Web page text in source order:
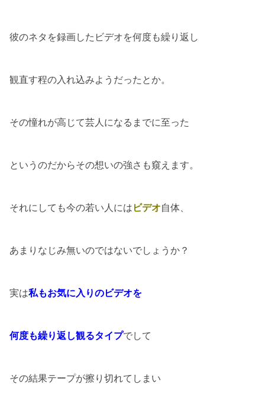
彼のネタを録画したビデオを何度も繰り返し
観直す程の入れ込みようだったとか。
その憧れが高じて芸人になるまでに至った
というのだからその想いの強さも窺えます。
それにしても今の若い人には ビデオ自体、
あまりなじみ無いのではないでしょうか？
実は私もお気に入りのビデオを
何度も繰り返し観るタイプでして
その結果テープが擦り切れてしまい